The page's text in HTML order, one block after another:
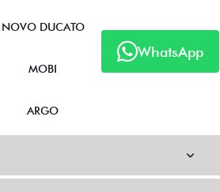
WhatsApp
NOVO DUCATO
MOBI
ARGO